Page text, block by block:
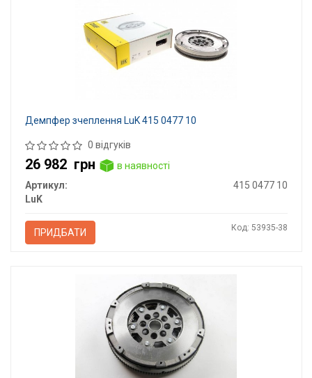
Демпфер зчеплення LuK 415 0477 10
0 відгуків
26 982 грн
в наявності
Артикул:
415 0477 10
LuK
ПРИДБАТИ Код: 53935-38